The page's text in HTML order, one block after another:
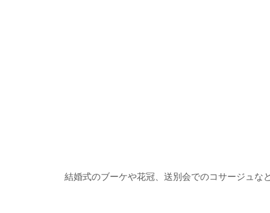
結婚式のブーケや花冠、送別会でのコサージュな